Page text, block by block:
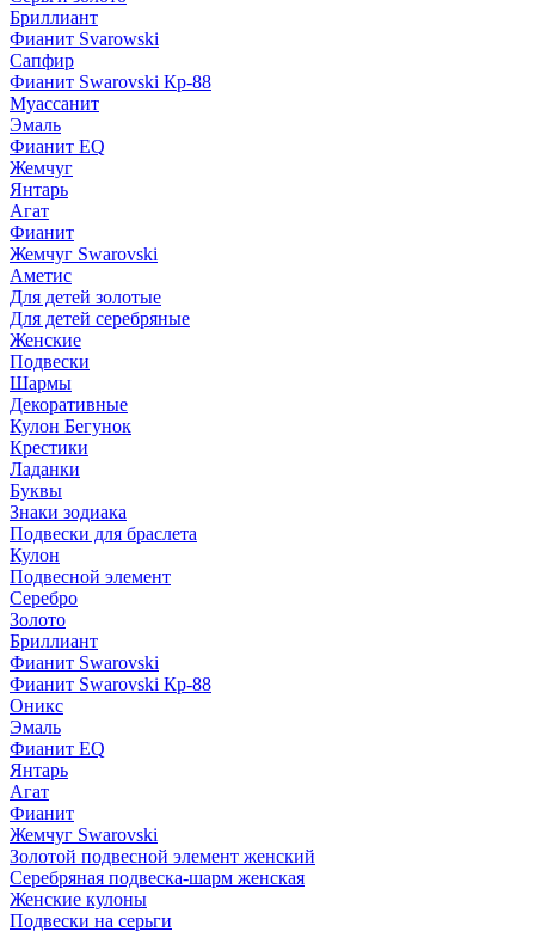
Бриллиант
Фианит Svarowski
Сапфир
Фианит Swarovski Кр-88
Муассанит
Эмаль
Фианит EQ
Жемчуг
Янтарь
Агат
Фианит
Жемчуг Swarovski
Аметис
Для детей золотые
Для детей серебряные
Женские
Подвески
Шармы
Декоративные
Кулон Бегунок
Крестики
Ладанки
Буквы
Знаки зодиака
Подвески для браслета
Кулон
Подвесной элемент
Серебро
Золото
Бриллиант
Фианит Swarovski
Фианит Swarovski Кр-88
Оникс
Эмаль
Фианит EQ
Янтарь
Агат
Фианит
Жемчуг Swarovski
Золотой подвесной элемент женcкий
Серебряная подвеска-шарм женская
Женские кулоны
Подвески на серьги